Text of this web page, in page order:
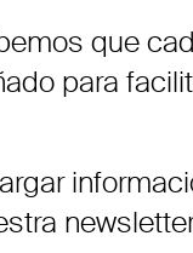
que
para